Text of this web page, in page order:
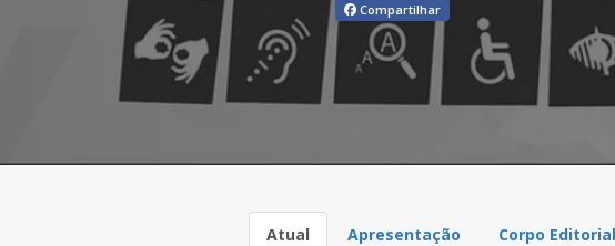
Compartilhar
Atual Apresentação Corpo Editorial